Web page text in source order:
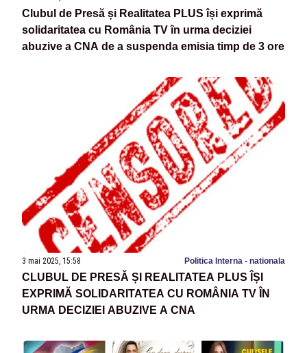
Clubul de Presă și Realitatea PLUS își exprimă
solidaritatea cu România TV în urma deciziei
abuzive a CNA de a suspenda emisia timp de 3 ore
3 mai 2025, 15:58 Politica Interna - nationala
CLUBUL DE PRESĂ ȘI REALITATEA PLUS ÎȘI
EXPRIMĂ SOLIDARITATEA CU ROMÂNIA TV ÎN
URMA DECIZIEI ABUZIVE A CNA